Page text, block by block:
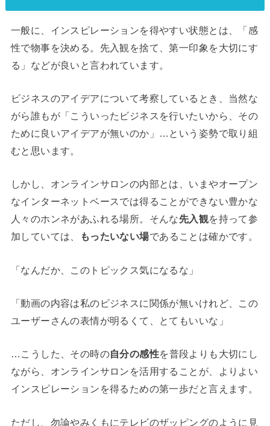
一般に、インスピレーションを得やすい状態とは、「感
性で物事を決める。先入観を捨て、第一印象を大切にす
る」などが良いと言われています。
ビジネスのアイデアについて考察しているとき、当然な
がら誰もが「こういったビジネスを行いたいから、その
ために良いアイデアが無いのか」…という姿勢で取り組
むと思います。
しかし、オンラインサロンの内部とは、いまやオープン
なインターネットベースでは得ることができない豊かな
人々のホンネがあふれる場所。そんな先入観を持って参
加していては、
もったいない場であることは確かです。
「なんだか、このトピックス気になるな」
「動画の内容は私のビジネスに関係が無いけれど、この
ユーザーさんの表情が明るくて、とてもいいな」
…こうした、その時の自分の感性を普段よりも大切にし
ながら、オンラインサロンを活用することが、よりよい
インスピレーションを得るための第一歩だと言えます。
ただし、勿論やみくもにテレビのザッピングのように見